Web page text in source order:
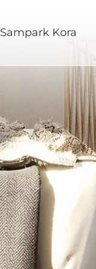
Sampark Kora